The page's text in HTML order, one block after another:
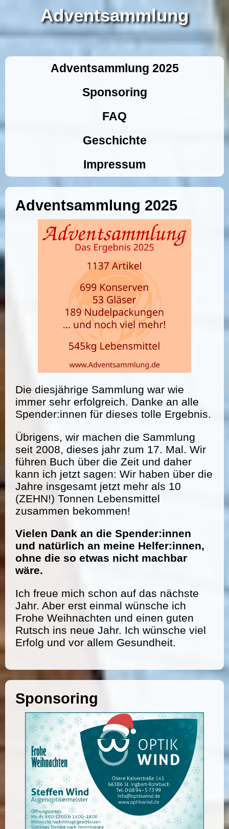
Adventsammlung
Adventsammlung 2025
Sponsoring
FAQ
Geschichte
Impressum
Adventsammlung 2025
Die diesjährige Sammlung war wie
immer sehr erfolgreich. Danke an alle
Spender:innen für dieses tolle Ergebnis.
Übrigens, wir machen die Sammlung
seit 2008, dieses jahr zum 17. Mal. Wir
führen Buch über die Zeit und daher
kann ich jetzt sagen: Wir haben über die
Jahre insgesamt jetzt mehr als 10
(ZEHN!) Tonnen Lebensmittel
zusammen bekommen!
Vielen Dank an die Spender:innen
und natürlich an meine Helfer:innen,
ohne die so etwas nicht machbar
wäre.
Ich freue mich schon auf das nächste
Jahr. Aber erst einmal wünsche ich
Frohe Weihnachten und einen guten
Rutsch ins neue Jahr. Ich wünsche viel
Erfolg und vor allem Gesundheit.
Sponsoring